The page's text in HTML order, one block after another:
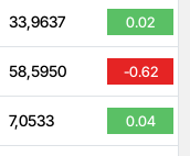
33,9637 0.02
58,5950 -0.62
7,0533 0.04